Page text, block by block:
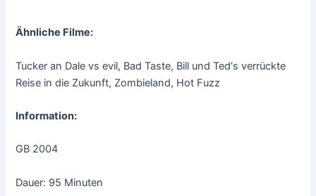
Ähnliche Filme:
Tucker an Dale vs evil, Bad Taste, Bill und Ted‘s verrückte
Reise in die Zukunft, Zombieland, Hot Fuzz
Information:
GB 2004
Dauer: 95 Minuten